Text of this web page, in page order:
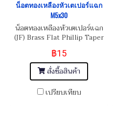
น็อตทองเหลืองหัวเตเปอร์แฉก
M5x30
น็อตทองเหลืองหัวเตเปอร์แฉก
(JF) Brass Flat Phillip Taper
Head Screw M5x0.8x30
฿15
สั่งซื้อสินค้า
เปรียบเทียบ